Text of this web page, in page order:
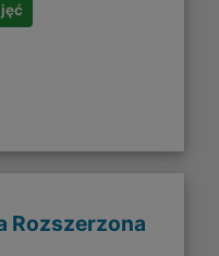
Rozszerzona